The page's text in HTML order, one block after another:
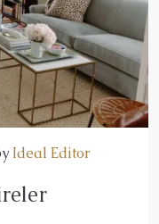
Ideal Editor